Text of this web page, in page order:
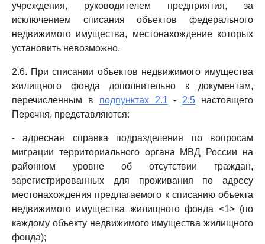
учреждения, руководителем предприятия, за
исключением списания объектов федерального
недвижимого имущества, местонахождение которых
установить невозможно.
2.6. При списании объектов недвижимого имущества
жилищного фонда дополнительно к документам,
перечисленным в подпунктах 2.1 - 2.5 настоящего
Перечня, представляются:
- адресная справка подразделения по вопросам
миграции территориального органа МВД России на
районном уровне об отсутствии граждан,
зарегистрированных для проживания по адресу
местонахождения предлагаемого к списанию объекта
недвижимого имущества жилищного фонда <1> (по
каждому объекту недвижимого имущества жилищного
фонда);